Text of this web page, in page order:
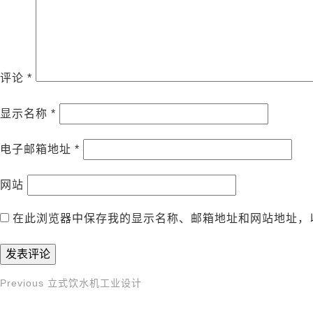
评论 *
显示名称 *
电子邮箱地址 *
网站
在此浏览器中保存我的显示名称、邮箱地址和网站地址，
文
Previous
Previous 立式饮水机工业设计